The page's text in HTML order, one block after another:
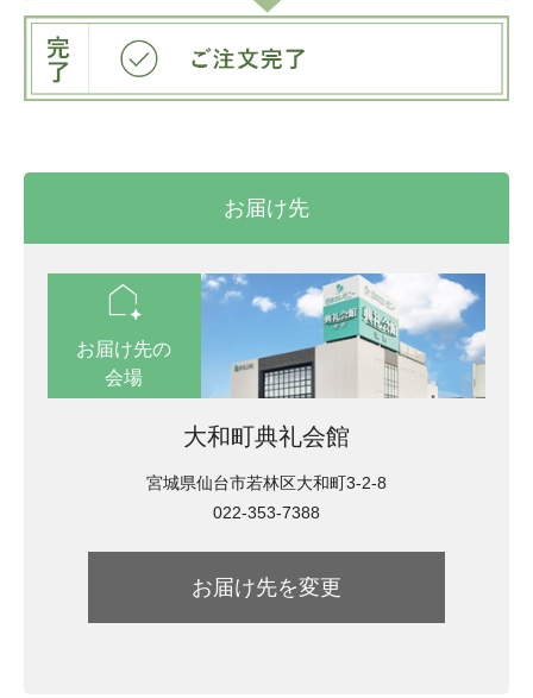
お届け先
location_automation
お届け先の
会場
大和町典礼会館
宮城県仙台市若林区大和町3-2-8
022-353-7388
お届け先を変更